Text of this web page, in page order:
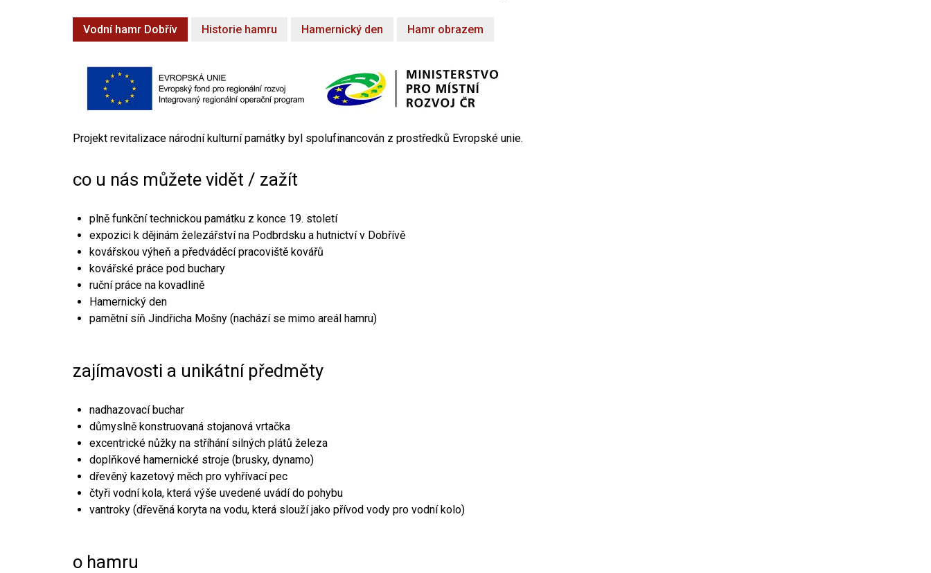
Vodní hamr Dobřív Historie hamru Hamernický den Hamr obrazem
Projekt revitalizace národní kulturní památky byl spolufinancován z prostředků Evropské unie.
co u nás můžete vidět / zažít
plně funkční technickou památku z konce 19. století
expozici k dějinám železářství na Podbrdsku a hutnictví v Dobřívě
kovářskou výheň a předváděcí pracoviště kovářů
kovářské práce pod buchary
ruční práce na kovadlině
Hamernický den
pamětní síň Jindřicha Mošny (nachází se mimo areál hamru)
zajímavosti a unikátní předměty
nadhazovací buchar
důmyslně konstruovaná stojanová vrtačka
excentrické nůžky na stříhání silných plátů železa
doplňkové hamernické stroje (brusky, dynamo)
dřevěný kazetový měch pro vyhřívací pec
čtyři vodní kola, která výše uvedené uvádí do pohybu
vantroky (dřevěná koryta na vodu, která slouží jako přívod vody pro vodní kolo)
o hamru